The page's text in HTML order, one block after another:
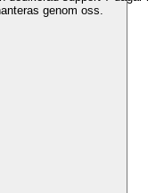
genom oss.